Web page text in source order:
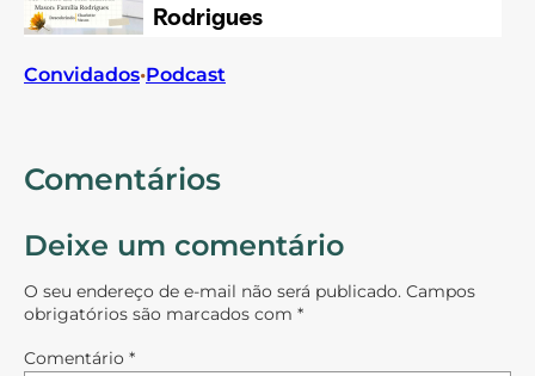
Convidados•Podcast
Comentários
Deixe um comentário
O seu endereço de e-mail não será publicado. Campos
obrigatórios são marcados com *
Comentário *